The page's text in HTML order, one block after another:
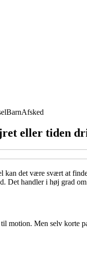
BarnAfsked
eller tiden
det være svært at
Det handler i høj grad
motion. Men selv korte